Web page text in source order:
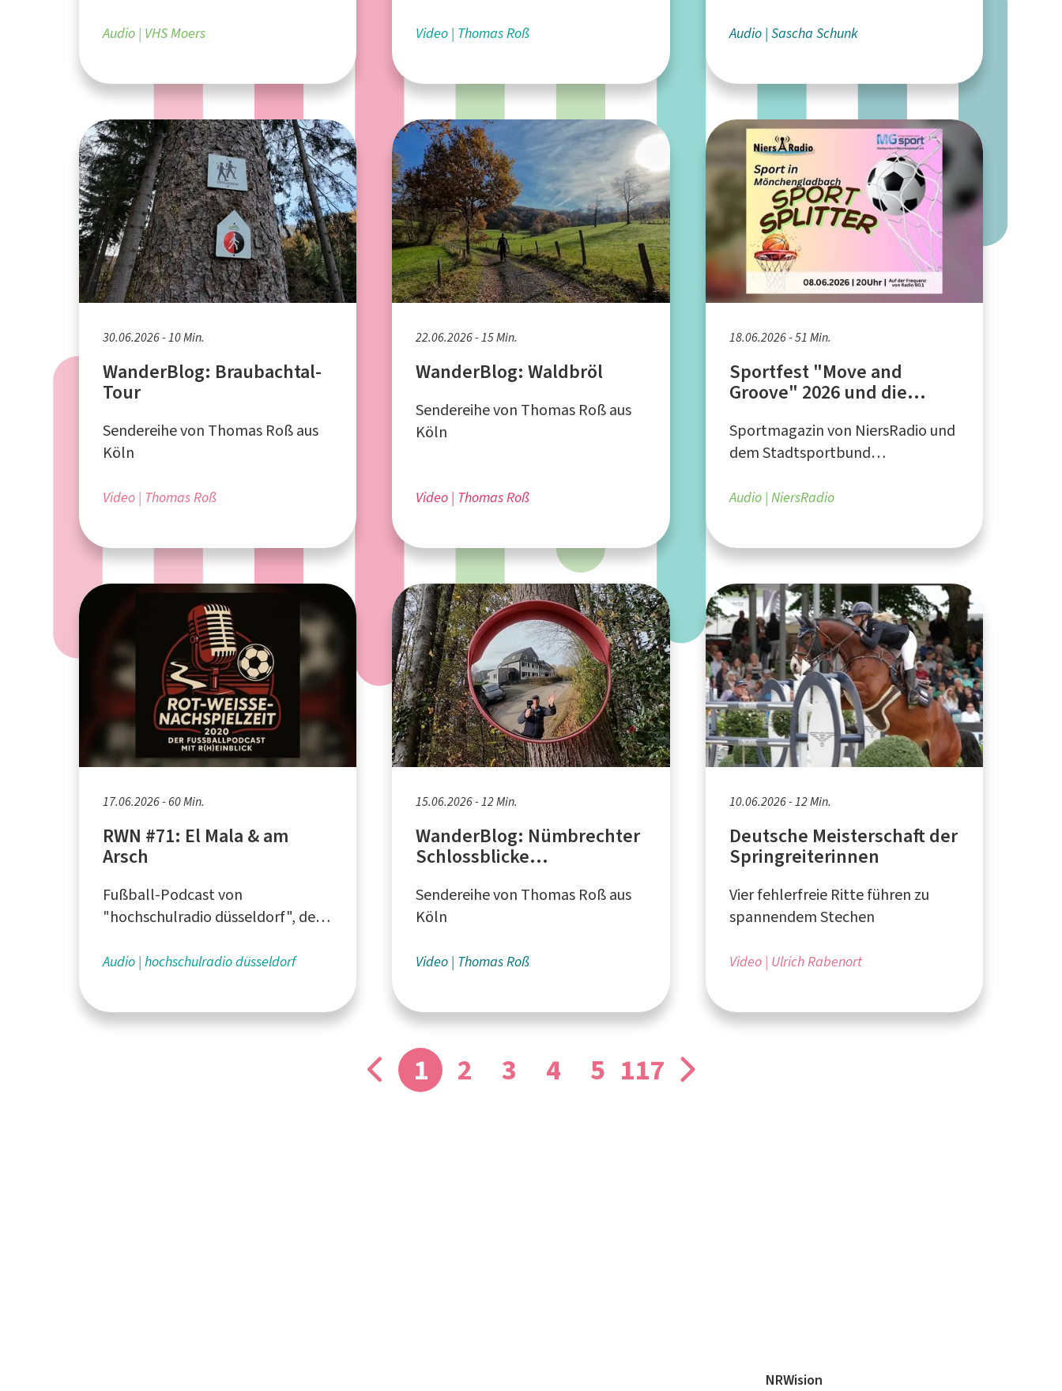
Audio VHS Moers Video Thomas Roß Audio Sascha Schunk
30.06.2026 - 10 Min.
WanderBlog: Braubachtal-
Tour
Sendereihe von Thomas Roß aus
Köln
Video Thomas Roß
22.06.2026 - 15 Min.
WanderBlog: Waldbröl
Sendereihe von Thomas Roß aus
Köln
Video Thomas Roß
18.06.2026 - 51 Min.
Sportfest "Move and
Groove" 2026 und die
Stands"
Sportmagazin von NiersRadio und
dem Stadtsportbund
Audio NiersRadio
17.06.2026 - 60 Min.
RWN #71: El Mala & am
Arsch
Fußball-Podcast von
"hochschulradio düsseldorf", dem
Hochschulen
Audio hochschulradio düsseldorf
15.06.2026 - 12 Min.
WanderBlog: Nümbrechter
Schlossblicke
Sendereihe von Thomas Roß aus
Köln
Video Thomas Roß
10.06.2026 - 12 Min.
Deutsche Meisterschaft der
Springreiterinnen
Vier fehlerfreie Ritte führen zu
spannendem Stechen
Video Ulrich Rabenort
1 2 3 4 5 117
NRWision